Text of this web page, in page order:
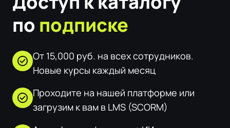
по подписке
check_circle От 15,000 руб. на всех сотрудников.
Новые курсы каждый месяц
check_circle Проходите на нашей платформе или
загрузим к вам в LMS (SCORM)